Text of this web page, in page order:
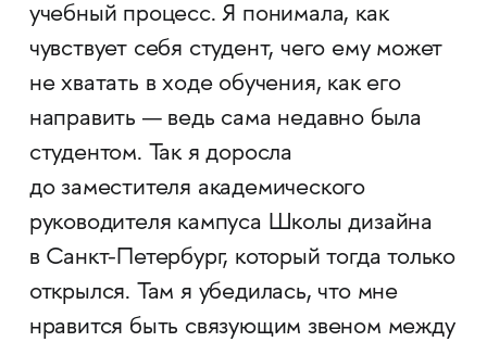
учебный процесс. Я понимала, как
чувствует себя студент, чего ему может
не хватать в ходе обучения, как его
направить — ведь сама недавно была
студентом. Так я доросла
до заместителя академического
руководителя кампуса Школы дизайна
в Санкт-Петербург, который тогда только
открылся. Там я убедилась, что мне
нравится быть связующим звеном между